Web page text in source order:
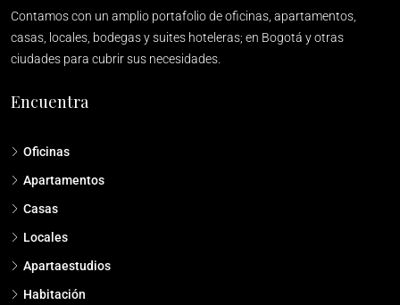
Contamos con un amplio portafolio de oficinas, apartamentos,
casas, locales, bodegas y suites hoteleras; en Bogotá y otras
ciudades para cubrir sus necesidades.
Encuentra
Oficinas
Apartamentos
Casas
Locales
Apartaestudios
Habitación